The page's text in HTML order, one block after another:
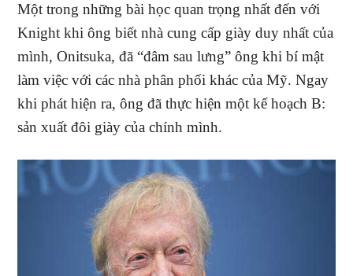
Một trong những bài học quan trọng nhất đến với
Knight khi ông biết nhà cung cấp giày duy nhất của
mình, Onitsuka, đã “đâm sau lưng” ông khi bí mật
làm việc với các nhà phân phối khác của Mỹ. Ngay
khi phát hiện ra, ông đã thực hiện một kế hoạch B:
sản xuất đôi giày của chính mình.